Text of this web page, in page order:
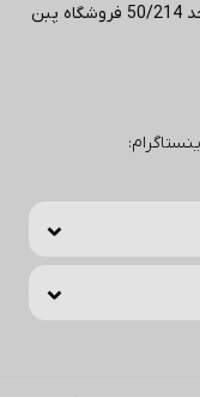
ستارخان(مجتمع تجاری آپادانا) ، ورودی A، واحد 50/214 فروشگاه پبن
آدرس پیج اینستاگرام: